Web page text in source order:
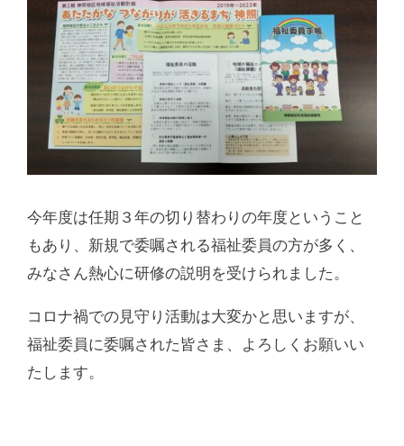
今年度は任期３年の切り替わりの年度ということ
もあり、新規で委嘱される福祉委員の方が多く、
みなさん熱心に研修の説明を受けられました。
コロナ禍での見守り活動は大変かと思いますが、
福祉委員に委嘱された皆さま、よろしくお願いい
たします。